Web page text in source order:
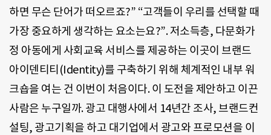
하면 무슨 단어가 떠오르죠?” “고객들이 우리를 선택할 때
가장 중요하게 생각하는 요소는요?”. 저소득층, 다문화가
정 아동에게 사회교육 서비스를 제공하는 이곳이 브랜드
아이덴티티(Identity)를 구축하기 위해 체계적인 내부 워
크숍을 여는 건 이번이 처음이다. 이 도전을 제안하고 이끈
사람은 누구일까. 광고 대행사에서 14년간 조사, 브랜드컨
설팅, 광고기획을 하고 대기업에서 광고와 프로모션을 이